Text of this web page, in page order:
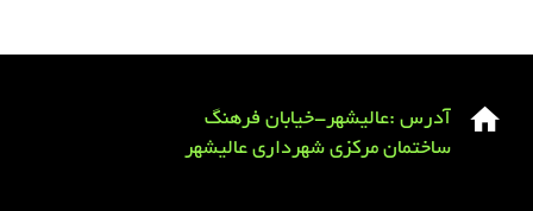
آدرس :عالیشهر-خیابان فرهنگ
ساختمان مرکزی شهرداری عالیشهر